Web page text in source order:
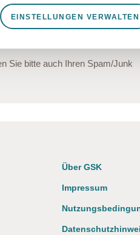
Email Adresse geschickt. Um
Link
Sie bitte auch Ihren Spam/Junk
Über GSK
Impressum
z. B. um Sitzungsdaten
die Sicherheit der
Aktionen gesetzt,
EINSTELLUNGEN VERWALTEN